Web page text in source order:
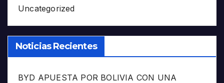
Uncategorized
Noticias Recientes
BYD APUESTA POR BOLIVIA CON UNA